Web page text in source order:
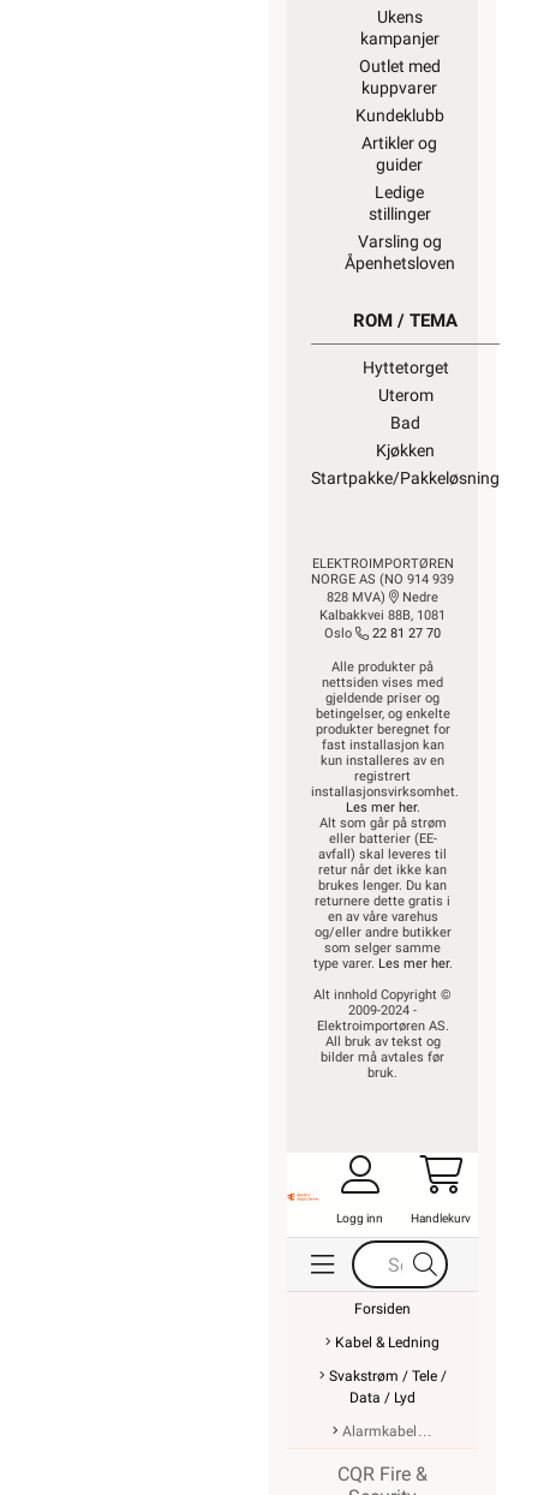
Ukens
kampanjer
Outlet med
kuppvarer
Kundeklubb
Artikler og
guider
Ledige
stillinger
Varsling og
Åpenhetsloven
ROM / TEMA
Hyttetorget
Uterom
Bad
Kjøkken
Startpakke/Pakkeløsning
ELEKTROIMPORTØREN
NORGE AS (NO 914 939
828 MVA)
Nedre
Kalbakkvei 88B, 1081
Oslo
22 81 27 70
Alle produkter på
nettsiden vises med
gjeldende priser og
betingelser, og enkelte
produkter beregnet for
fast installasjon kan
kun installeres av en
registrert
installasjonsvirksomhet.
Les mer her.
Alt som går på strøm
eller batterier (EE-
avfall) skal leveres til
retur når det ikke kan
brukes lenger. Du kan
returnere dette gratis i
en av våre varehus
og/eller andre butikker
som selger samme
type varer. Les mer her.
Alt innhold Copyright ©
2009-2024 -
Elektroimportøren AS.
All bruk av tekst og
bilder må avtales før
bruk.
Logg inn Handlekurv
Forsiden
Kabel & Ledning
Svakstrøm / Tele /
Data / Lyd
Alarmkabel
CQR Fire &